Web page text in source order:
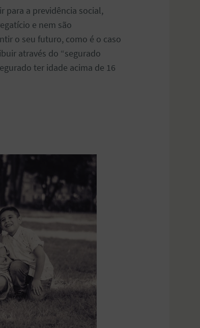
para a previdência social,
e nem são
o seu futuro, como é o caso
através do “segurado
ter idade acima de 16